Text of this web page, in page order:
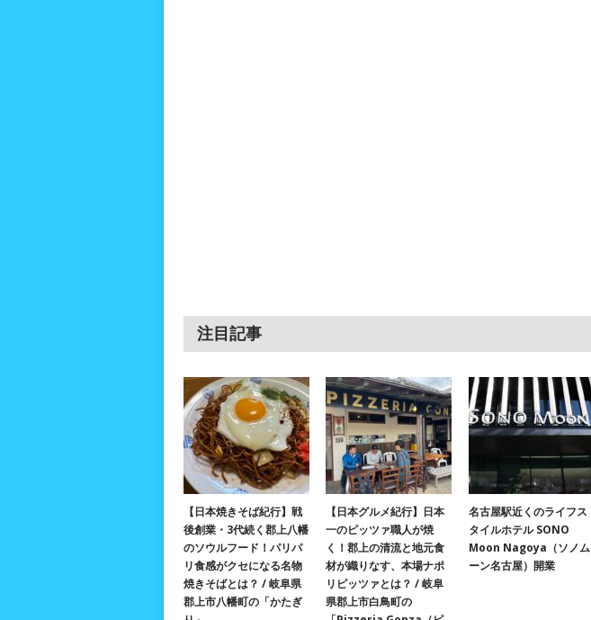
注目記事
【日本焼きそば紀行】戦
後創業・3代続く郡上八幡
のソウルフード！パリパ
リ食感がクセになる名物
焼きそばとは？ / 岐阜県
郡上市八幡町の「かたぎ
【日本グルメ紀行】日本
一のピッツァ職人が焼
く！郡上の清流と地元食
材が織りなす、本場ナポ
リピッツァとは？ / 岐阜
県郡上市白鳥町の
名古屋駅近くのライフス
タイルホテル SONO
Moon Nagoya（ソノム
ーン名古屋）開業